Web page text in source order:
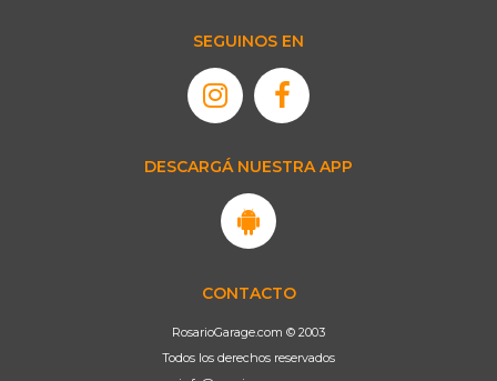
SEGUINOS EN
DESCARGÁ NUESTRA APP
CONTACTO
RosarioGarage.com © 2003
Todos los derechos reservados